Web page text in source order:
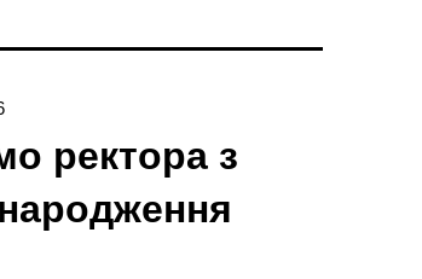
ректора з